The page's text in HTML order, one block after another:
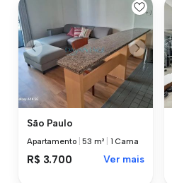
São Paulo
Apartamento |53 m² 1 Cama
R$ 3.700 Ver mais